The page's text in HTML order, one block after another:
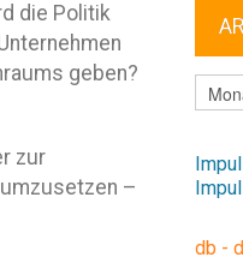
die Politik
geben?
zur
–
ARCHIV
db -